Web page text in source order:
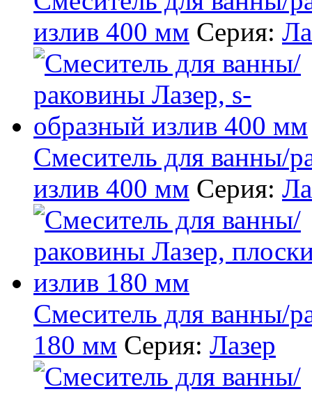
излив 400 мм Серия:
Смеситель для ванны/
излив 400 мм Серия:
Смеситель для ванны/
180 мм Серия: Лазер